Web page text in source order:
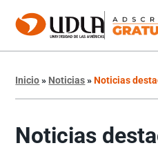
Inicio» Noticias»Noticias
Noticias